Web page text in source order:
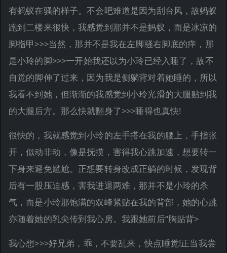
有蚂蚁在骚的样子。不会吧难道是因为刮台风，故蚂蚁
跑到二楼来很快，我感觉到那并不是蚂蚁，而是冰凉的
脚指甲>>>当然，那并不是我在左脚骚右脚底的痒，那
是小玲的脚>>>一开始我还以为小玲已经入睡了，故不
自觉的脚伸了过来，因为我是侧躺背对着她睡的，所以
我看不到她，但渐渐的我感觉到小玲光滑的大腿贴到我
的大腿后方。那么快就翻身了>>>睡得也真快!
很快的，我就感觉到小玲的左手搭在我的腰上，手指张
开，似动非动，像是抚摸，害得我心跳加速，想要转一
下身来避免尴尬。正想要转身改成正躺的时候，发现背
后有一股压迫感，害我进退两难，那并不是小玲的杀
气，而是小玲那饱满的双峰紧贴在我的背部，她的心跳
亦随着她的乳尖传到我心房。我跟她前后“胸贴背>
我心想>>>好兄弟，乖，不要乱来，快点睡觉!正当我尝